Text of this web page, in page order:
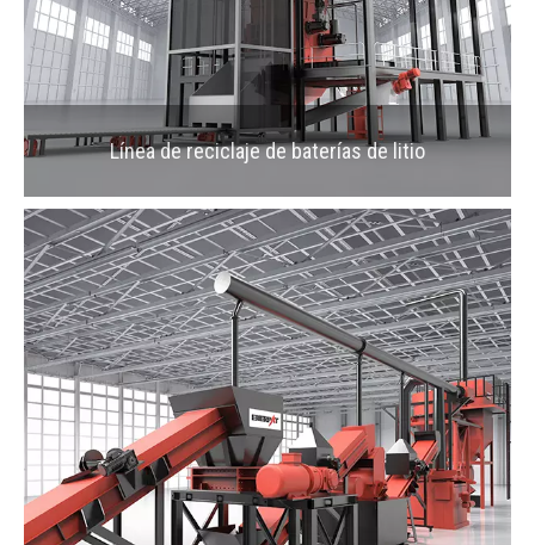
Línea de reciclaje de baterías de litio